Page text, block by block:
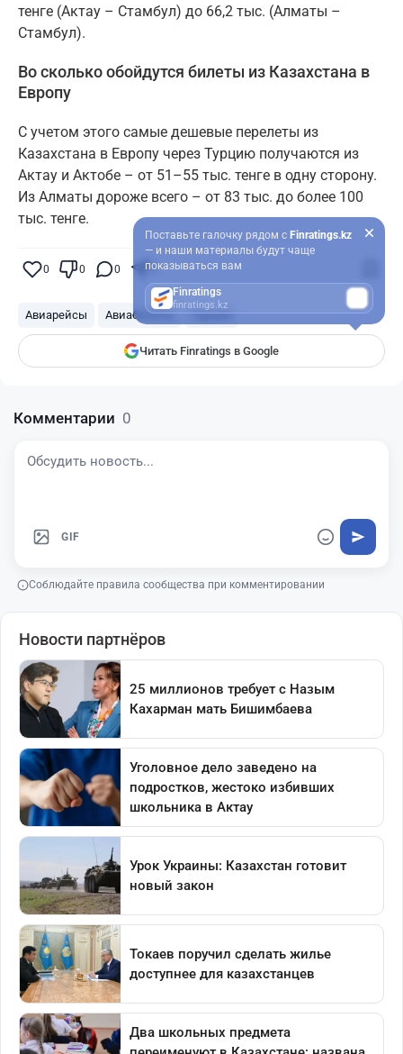
тенге (Актау – Стамбул) до 66,2 тыс. (Алматы –
Стамбул).
Во сколько обойдутся билеты из Казахстана в
Европу
С учетом этого самые дешевые перелеты из
Казахстана в Европу через Турцию получаются из
Актау и Актобе – от 51–55 тыс. тенге в одну сторону.
Из Алматы дороже всего – от 83 тыс. до более 100
тыс. тенге.
0 0 0 0
Авиарейсы Авиабилеты Турция
Читать Finratings в Google
Поставьте галочку рядом с Finratings.kz
— и наши материалы будут чаще
показываться вам
Finratings
finratings.kz
Комментарии 0
GIF
Соблюдайте правила сообщества при комментировании